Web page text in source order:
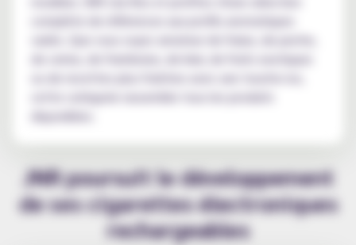
complète de références aux profils aromatiques
de cerise, de framboise, de kiwi, de fruits exotiques
cette catégorie rassemble tous les produits
disponibles.
JNR poursuit le développement
de ses cigarettes électroniques
rechargeables